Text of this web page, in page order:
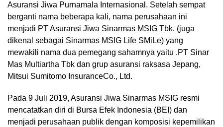
Asuransi Jiwa Purnamala Internasional. Setelah sempat
berganti nama beberapa kali, nama perusahaan ini
menjadi PT Asuransi Jiwa Sinarmas MSIG Tbk. (juga
dikenal sebagai Sinarmas MSIG Life SMiLe) yang
mewakili nama dua pemegang sahamnya yaitu .PT Sinar
Mas Multiartha Tbk dan grup asuransi raksasa Jepang,
Mitsui Sumitomo InsuranceCo., Ltd.
Pada 9 Juli 2019, Asuransi Jiwa Sinarmas MSIG resmi
mencatatkan diri di Bursa Efek Indonesia (BEI) dan
menjadi perusahaan publik dengan komposisi kepemilikan